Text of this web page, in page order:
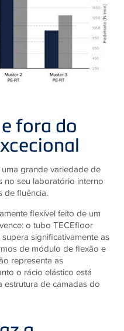
fora do
grande variedade de
no seu laboratório interno
de fluência.
flexível feito de um
o tubo TECEfloor
significativamente as
de módulo de flexão e
representa as
o rácio elástico está
estrutura de camadas do